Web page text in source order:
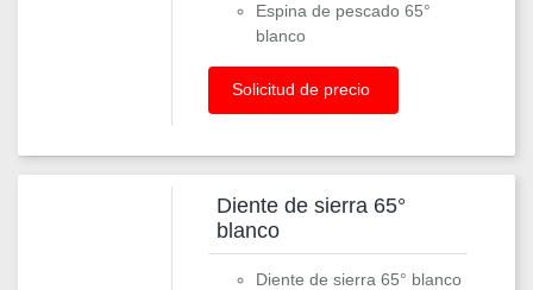
Espina de pescado 65°
blanco
Solicitud de precio
Diente de sierra 65°
blanco
Diente de sierra 65° blanco